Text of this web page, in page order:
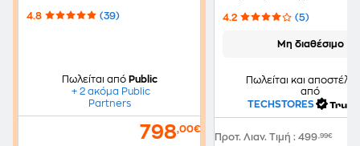
4.8 (39)
Πωλείται από Public
+ 2 ακόμα Public
Partners
798,00€
4.2 (5)
Μη διαθέσιμο
Πωλείται και
από
TECHSTORES
Προτ. Λιαν. Τιμή : 499,99€